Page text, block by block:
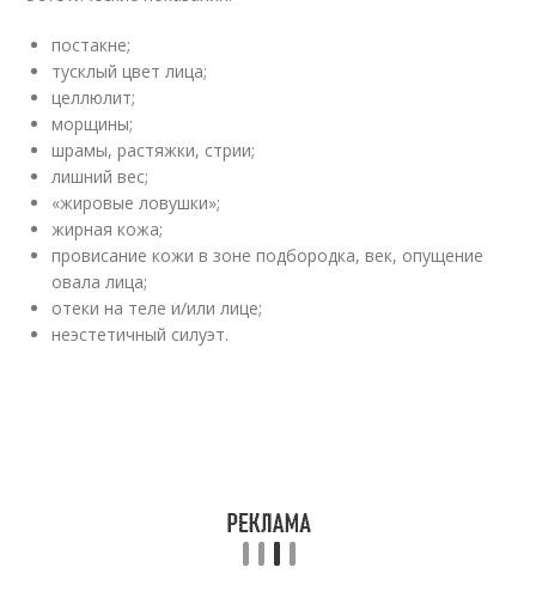
постакне;
тусклый цвет лица;
целлюлит;
морщины;
шрамы, растяжки, стрии;
лишний вес;
«жировые ловушки»;
жирная кожа;
провисание кожи в зоне подбородка, век, опущение
овала лица;
отеки на теле и/или лице;
неэстетичный силуэт.